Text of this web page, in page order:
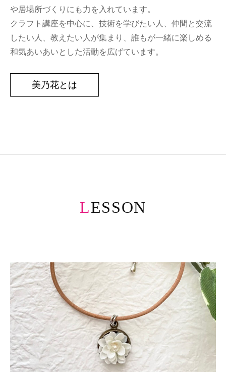
や居場所づくりにも力を入れています。
クラフト講座を中心に、技術を学びたい人、仲間と交流
したい人、教えたい人が集まり、誰もが一緒に楽しめる
和気あいあいとした活動を広げています。
美乃花とは
LESSON